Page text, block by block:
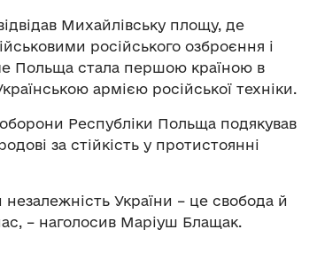
Михайлівську площу, де
російського озброєння і
Польща стала першою країною в
армією російської техніки.
Республіки Польща подякував
за стійкість у протистоянні
України – це свобода й
– наголосив Маріуш Блащак.